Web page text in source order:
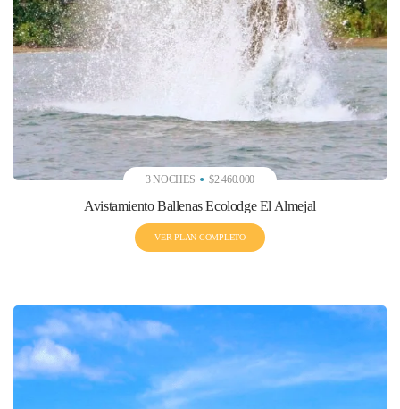
3 NOCHES $2.460.000
Avistamiento Ballenas Ecolodge El Almejal
VER PLAN COMPLETO